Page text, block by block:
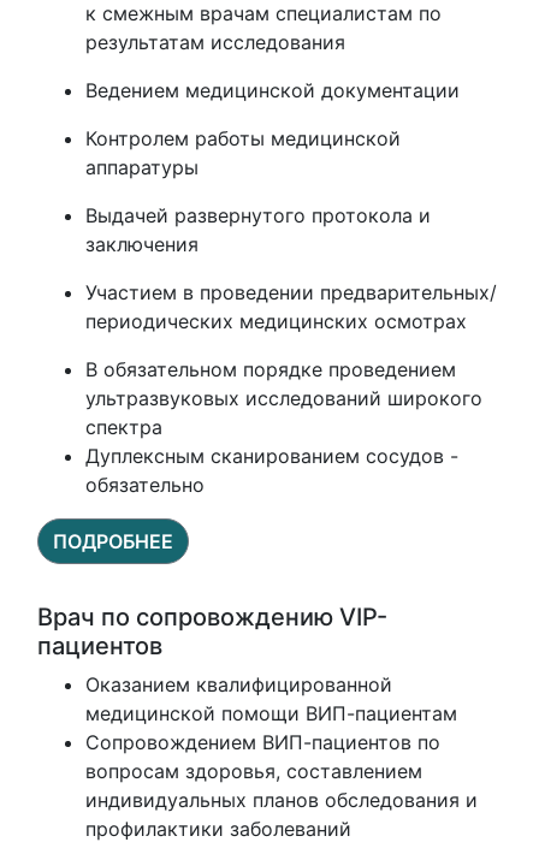
к смежным врачам специалистам по
результатам исследования
Ведением медицинской документации
Контролем работы медицинской
аппаратуры
Выдачей развернутого протокола и
заключения
Участием в проведении предварительных/
периодических медицинских осмотрах
В обязательном порядке проведением
ультразвуковых исследований широкого
спектра
Дуплексным сканированием сосудов -
обязательно
ПОДРОБНЕЕ
Врач по сопровождению VIP-
пациентов
Оказанием квалифицированной
медицинской помощи ВИП-пациентам
Сопровождением ВИП-пациентов по
вопросам здоровья, составлением
индивидуальных планов обследования и
профилактики заболеваний